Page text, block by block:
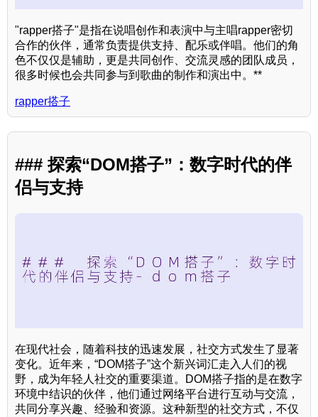
"rapper搭子"是指在说唱创作和表演中与主唱rapper密切
合作的伙伴，通常负责提供支持、配乐或伴唱。他们的角
色不仅仅是辅助，更是共同创作、交流灵感的团队成员，
很多时候也会共同参与到歌曲的制作和演出中。**
rapper搭子
### 探索“DOM搭子”：数字时代的伴
侣与支持
在现代社会，随着科技的迅速发展，社交方式发生了显著
变化。近年来，“DOM搭子”这个新兴词汇走入人们的视
野，成为年轻人社交的重要渠道。DOM搭子指的是在数字
环境中结识的伙伴，他们通过网络平台进行互动与交流，
共同分享兴趣、经验和资源。这种新型的社交方式，不仅